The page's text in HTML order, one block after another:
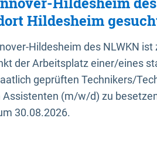
Hildesheim
Hildesheim des NLWKN ist
der Arbeitsplatz einer/eines
geprüften Technikers/
(m/w/d) zu
30.08.2026.